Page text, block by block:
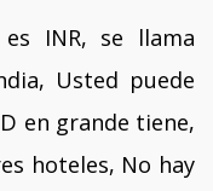
INR, se llama
Usted puede
en grande tiene,
hoteles, No hay